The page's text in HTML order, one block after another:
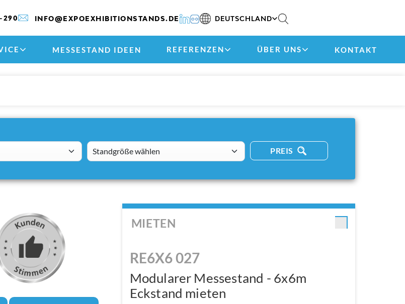
290 INFO@EXPOEXHIBITIONSTANDS.DE DEUTSCHLAND
MESSESTAND IDEEN REFERENZEN ÜBER UNS KONTAKT
standsizes PREIS
MIETEN
RE6X6 027
Modularer Messestand - 6x6m
Eckstand mieten